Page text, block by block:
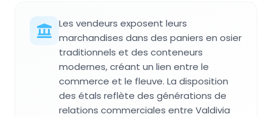
Les vendeurs exposent leurs
marchandises dans des paniers en osier
traditionnels et des conteneurs
modernes, créant un lien entre le
commerce et le fleuve. La disposition
des étals reflète des générations de
relations commerciales entre Valdivia